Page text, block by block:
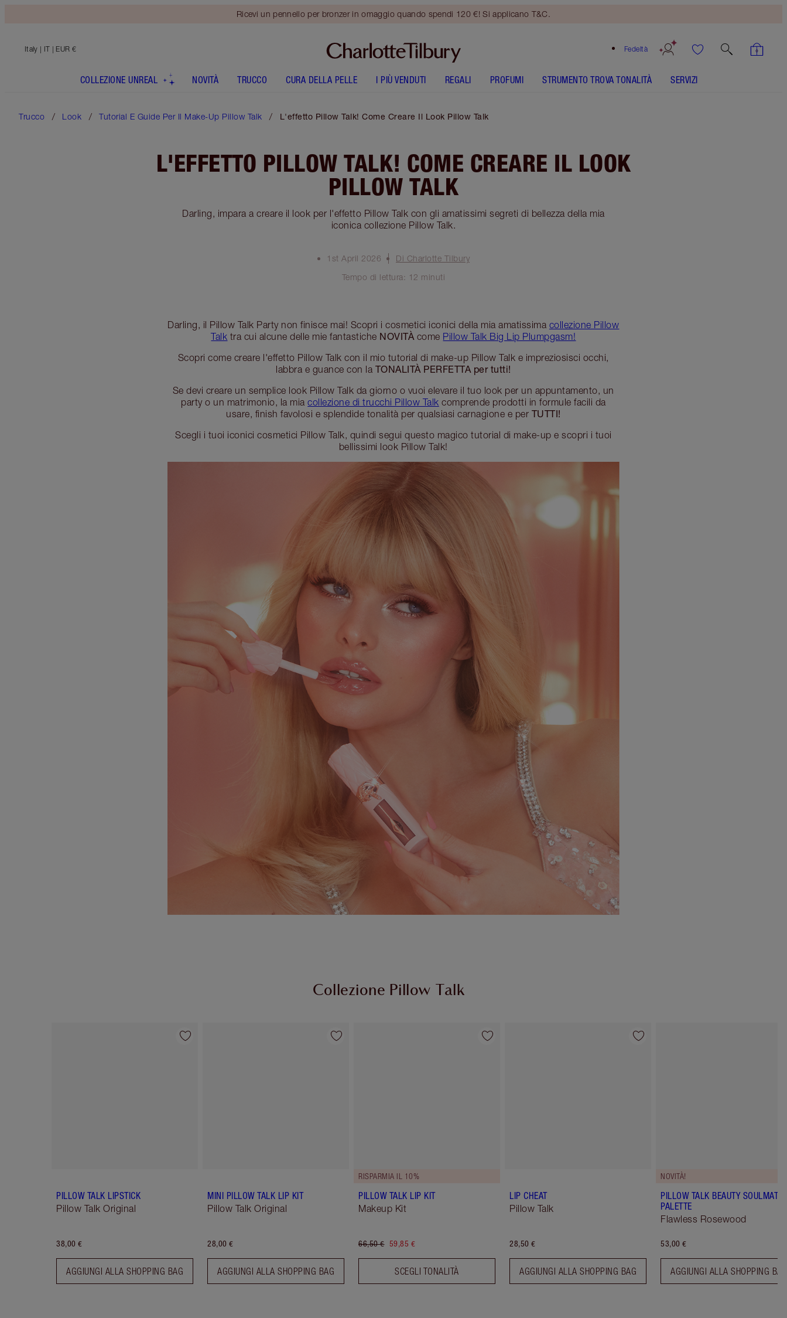
Ricevi un pennello per bronzer in omaggio quando spendi 120 €! Si applicano T&C.
Fedeltà
Italy | IT | EUR €
COLLEZIONE UNREAL NOVITÀ TRUCCO CURA DELLA PELLE I PIÙ VENDUTI REGALI PROFUMI STRUMENTO TROVA TONALITÀ SERVIZI
Trucco Look Tutorial E Guide Per Il Make-Up Pillow Talk L'effetto Pillow Talk! Come Creare Il Look Pillow Talk
L'EFFETTO PILLOW TALK! COME CREARE IL LOOK
PILLOW TALK
Darling, impara a creare il look per l'effetto Pillow Talk con gli amatissimi segreti di bellezza della mia
iconica collezione Pillow Talk.
1st April 2026
Di Charlotte Tilbury
Tempo di lettura: 12 minuti
Darling, il Pillow Talk Party non finisce mai! Scopri i cosmetici iconici della mia amatissima collezione Pillow
Talk tra cui alcune delle mie fantastiche NOVITÀ come Pillow Talk Big Lip Plumpgasm!
Scopri come creare l'effetto Pillow Talk con il mio tutorial di make-up Pillow Talk e impreziosisci occhi,
labbra e guance con la TONALITÀ PERFETTA per tutti!
Se devi creare un semplice look Pillow Talk da giorno o vuoi elevare il tuo look per un appuntamento, un
party o un matrimonio, la miacollezione di trucchi Pillow Talk comprende prodotti in formule facili da
usare, finish favolosi e splendide tonalità per qualsiasi carnagione e per TUTTI!
Scegli i tuoi iconici cosmetici Pillow Talk, quindi segui questo magico tutorial di make-up e scopri i tuoi
bellissimi look Pillow Talk!
Collezione Pillow Talk
Articolo 1 di 84
PILLOW TALK LIPSTICK
Pillow Talk Original
38,00 €
AGGIUNGI ALLA SHOPPING BAG
Articolo 2 di 84
MINI PILLOW TALK LIP KIT
Pillow Talk Original
28,00 €
AGGIUNGI ALLA SHOPPING BAG
Articolo 3 di 84
RISPARMIA IL 10%
PILLOW TALK LIP KIT
Makeup Kit
66,50 € 59,85 €
SCEGLI TONALITÀ
Articolo 4 di 84
LIP CHEAT
Pillow Talk
28,50 €
AGGIUNGI ALLA SHOPPING BAG
NOVITÀ!
PILLOW TALK BEAUTY SOULMATES
PALETTE
Flawless Rosewood
53,00 €
AGGIUNGI ALLA SHOPPING BAG